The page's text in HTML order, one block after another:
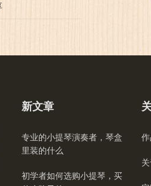
新文章
专业的小提琴演奏者，琴盒
里装的什么
初学者如何选购小提琴，买